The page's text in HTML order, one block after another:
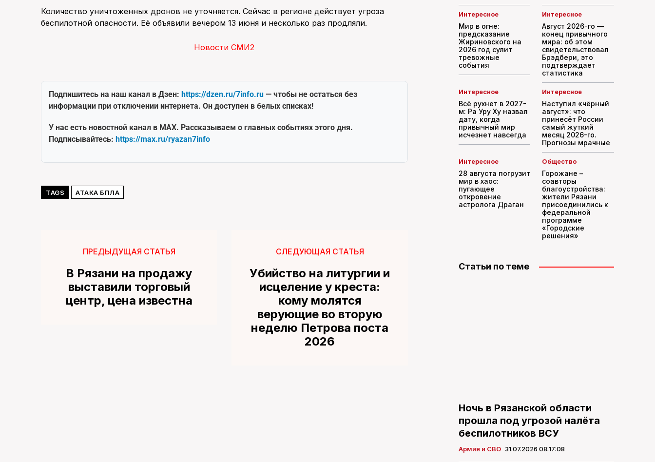
Количество уничтоженных дронов не уточняется. Сейчас в регионе действует угроза
беспилотной опасности. Её объявили вечером 13 июня и несколько раз продляли.
Новости СМИ2
Подпишитесь на наш канал в Дзен: https://dzen.ru/7info.ru — чтобы не остаться без
информации при отключении интернета. Он доступен в белых списках!
У нас есть новостной канал в MAX. Рассказываем о главных событиях этого дня.
Подписывайтесь: https://max.ru/ryazan7info
TAGS АТАКА БПЛА
ПРЕДЫДУЩАЯ СТАТЬЯ
В Рязани на продажу
выставили торговый
центр, цена известна
СЛЕДУЮЩАЯ СТАТЬЯ
Убийство на литургии и
исцеление у креста:
кому молятся
верующие во вторую
неделю Петрова поста
2026
Интересное
Мир в огне:
предсказание
Жириновского на
2026 год сулит
тревожные
события
Интересное
Август 2026-го —
конец привычного
мира: об этом
свидетельствовал
Брэдбери, это
подтверждает
статистика
Интересное
Всё рухнет в 2027-
м: Ра Уру Ху назвал
дату, когда
привычный мир
исчезнет навсегда
Интересное
Наступил «чёрный
август»: что
принесёт России
самый жуткий
месяц 2026-го.
Прогнозы мрачные
Интересное
28 августа погрузит
мир в хаос:
пугающее
откровение
астролога Драган
Общество
Горожане –
соавторы
благоустройства:
жители Рязани
присоединились к
федеральной
программе
«Городские
решения»
Статьи по теме
Ночь в Рязанской области
прошла под угрозой налёта
беспилотников ВСУ
Армия и СВО 31.07.2026 08:17:08